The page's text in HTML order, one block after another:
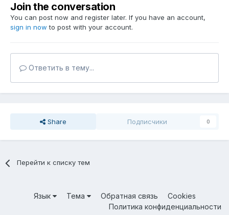
Join the conversation
You can post now and register later. If you have an account,
sign in now to post with your account.
Ответить в тему...
Share Подписчики 0
Перейти к списку тем
Язык Тема Обратная связь
Cookies
Политика конфиденциальности